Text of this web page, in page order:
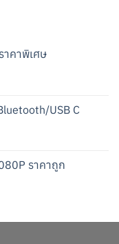
าคาพิเศษ
USB C
ราคาถูก